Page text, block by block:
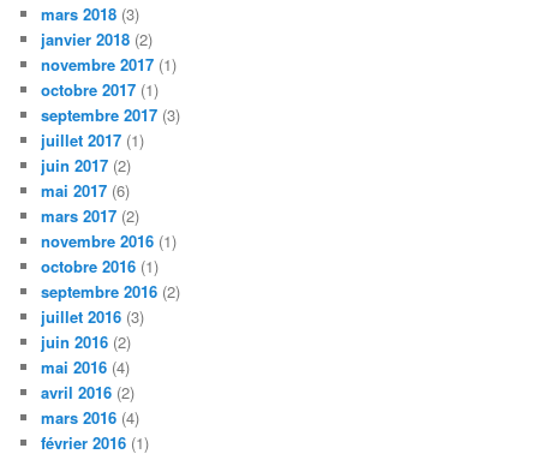
mars 2018 (3)
janvier 2018 (2)
novembre 2017 (1)
octobre 2017 (1)
septembre 2017 (3)
juillet 2017 (1)
juin 2017 (2)
mai 2017 (6)
mars 2017 (2)
novembre 2016 (1)
octobre 2016 (1)
septembre 2016 (2)
juillet 2016 (3)
juin 2016 (2)
mai 2016 (4)
avril 2016 (2)
mars 2016 (4)
février 2016 (1)